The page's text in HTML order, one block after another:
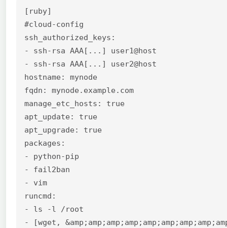
[ruby]
#cloud-config
ssh_authorized_keys:
- ssh-rsa AAA[...] user1@host
- ssh-rsa AAA[...] user2@host
hostname: mynode
fqdn: mynode.example.com
manage_etc_hosts: true
apt_update: true
apt_upgrade: true
packages:
- python-pip
- fail2ban
- vim
runcmd:
- ls -l /root
- [wget,